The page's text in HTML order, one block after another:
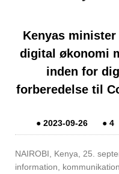
Kenyas
digital økonomi
inden for
forberedelse til
● 2023-09-26 ● 4
NAIROBI, Kenya, 25.
information,